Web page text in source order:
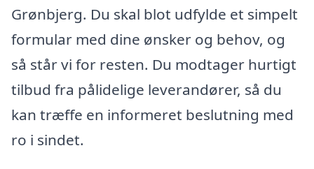
Grønbjerg. Du skal blot udfylde et simpelt
formular med dine ønsker og behov, og
så står vi for resten. Du modtager hurtigt
tilbud fra pålidelige leverandører, så du
kan træffe en informeret beslutning med
ro i sindet.